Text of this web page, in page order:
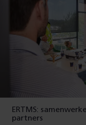
ERTMS:
partners